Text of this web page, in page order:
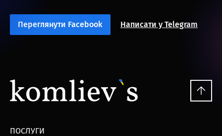
Переглянути Facebook Написати у Telegram
ПОСЛУГИ